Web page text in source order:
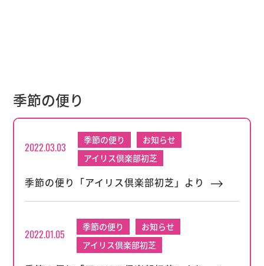
ハローワーク堺 介護・看護のお仕事就
お知らせ
アイリス倶楽部初芝
その他
ハローワーク大阪東 個別相談会 多く
季節の便り
2022.03.03
季節の便り
お知らせ
アイリス倶楽部初芝
季節の便り「アイリス倶楽部初芝」より
2022.01.05
季節の便り
お知らせ
アイリス倶楽部初芝